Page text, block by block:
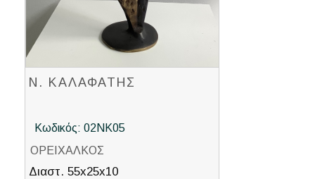
Ν. ΚΑΛΑΦΑΤΗΣ
Κωδικός: 02ΝΚ05
ΟΡΕΙΧΑΛΚΟΣ
Διαστ. 55x25x10